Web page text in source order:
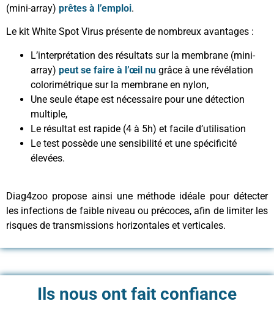
(mini-array) prêtes à l’emploi.
Le kit White Spot Virus présente de nombreux avantages :
L’interprétation des résultats sur la membrane (mini-
array) peut se faire à l’œil nu grâce à une révélation
colorimétrique sur la membrane en nylon,
Une seule étape est nécessaire pour une détection
multiple,
Le résultat est rapide (4 à 5h) et facile d’utilisation
Le test possède une sensibilité et une spécificité
élevées.
Diag4zoo propose ainsi une méthode idéale pour détecter
les infections de faible niveau ou précoces, afin de limiter les
risques de transmissions horizontales et verticales.
Ils nous ont fait confiance